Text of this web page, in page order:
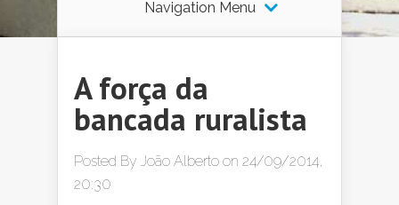
Navigation Menu
A força da
bancada ruralista
Posted By João Alberto on 24/09/2014,
20:30